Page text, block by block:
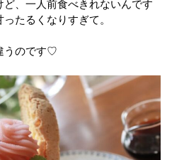
、一人前食べきれないんです
たるくなりすぎて。
うのです♡